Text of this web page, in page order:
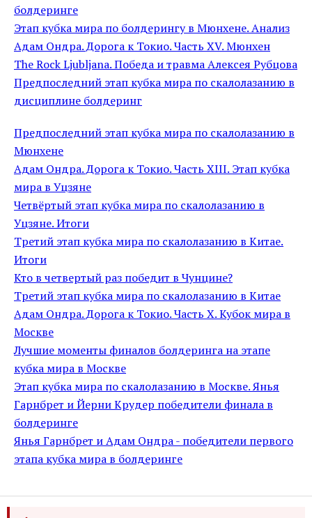
болдеринге
Этап кубка мира по болдерингу в Мюнхене. Анализ
Адам Ондра. Дорога к Токио. Часть XV. Мюнхен
The Rock Ljubljana. Победа и травма Алексея Рубцова
Предпоследний этап кубка мира по скалолазанию в
дисциплине болдеринг
Предпоследний этап кубка мира по скалолазанию в
Мюнхене
Адам Ондра. Дорога к Токио. Часть XIII. Этап кубка
мира в Уцзяне
Четвёртый этап кубка мира по скалолазанию в
Уцзяне. Итоги
Третий этап кубка мира по скалолазанию в Китае.
Итоги
Кто в четвертый раз победит в Чунцине?
Третий этап кубка мира по скалолазанию в Китае
Адам Ондра. Дорога к Токио. Часть X. Кубок мира в
Москве
Лучшие моменты финалов болдеринга на этапе
кубка мира в Москве
Этап кубка мира по скалолазанию в Москве. Янья
Гарнбрет и Йерни Крудер победители финала в
болдеринге
Янья Гарнбрет и Адам Ондра - победители первого
этапа кубка мира в болдеринге